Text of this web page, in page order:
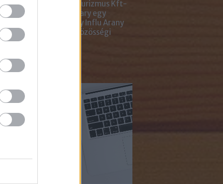
Gyémánt Díjjal, Turizmus Kft-
az Internet Hungary egy
a KREATÍV pedig egy Influ Arany
ki cégünket közösségi
kampányaiért.
cikkeinket...